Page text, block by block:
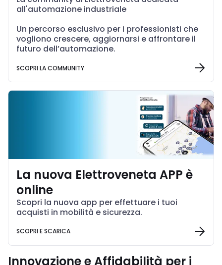
all'automazione industriale
Un percorso esclusivo per i professionisti che
vogliono crescere, aggiornarsi e affrontare il
futuro dell’automazione.
SCOPRI LA COMMUNITY
La nuova Elettroveneta APP è
online
Scopri la nuova app per effettuare i tuoi
acquisti in mobilità e sicurezza.
SCOPRI E SCARICA
Innovazione e Affidabilità per i